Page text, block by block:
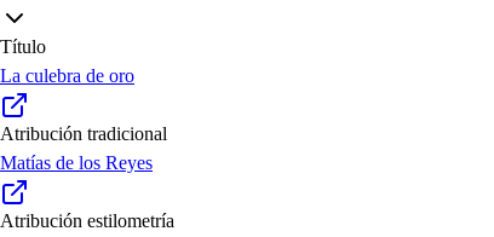
Título
La culebra de oro
Atribución tradicional
Matías de los Reyes
Atribución estilometría